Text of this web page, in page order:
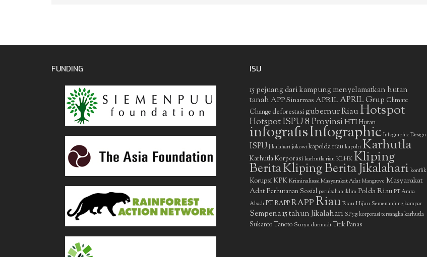
FUNDING ISU
15 pejuang dari kampung menyelamatkan hutan
tanah APP Sinarmas APRIL APRIL Grup Climate
Change deforestasigubernur RiauHotspot
Hotspot ISPU 8 ProvinsiHTIHutan
infografisInfographic Infographic Design
ISPU Jikalahari jokowi kapolda riau kapolri Karhutla
Karhutla Korporasi karhutla riau KLHKKliping
BeritaKliping Berita Jikalahari konflik
Korupsi KPK Kriminalisasi Masyarakat Adat Mangrove Masyarakat
AdatPerhutanan Sosial perubahan iklim Polda Riau PT Arara
Abadi PT RAPPRAPPRiauRiau Hijau Semenanjung kampar
Sempena 15 tahun Jikalahari SP3 15 korporasi tersangka karhutla
Sukanto Tanoto Surya darmadiTitik Panas